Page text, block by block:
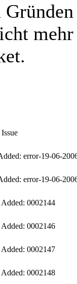
error-19-06-
error-19-06-
0002144
0002146
0002147
0002148